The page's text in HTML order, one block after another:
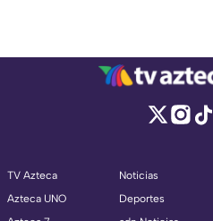
TV Azteca
Azteca UNO
Noticias
Deportes